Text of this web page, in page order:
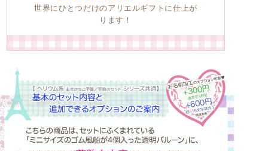
世界にひとつだけのアリエルギフトに仕上が
ります！